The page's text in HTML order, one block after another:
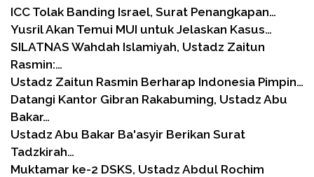
ICC Tolak Banding Israel, Surat Penangkapan…
Yusril Akan Temui MUI untuk Jelaskan Kasus…
SILATNAS Wahdah Islamiyah, Ustadz Zaitun
Rasmin:…
Ustadz Zaitun Rasmin Berharap Indonesia Pimpin…
Datangi Kantor Gibran Rakabuming, Ustadz Abu
Bakar…
Ustadz Abu Bakar Ba'asyir Berikan Surat
Tadzkirah…
Muktamar ke-2 DSKS, Ustadz Abdul Rochim